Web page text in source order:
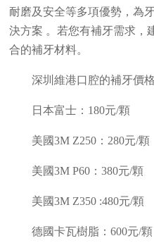
耐磨及安全等多項優勢，為
決方案 。若您有補牙需求，
合的補牙材料。
深圳維港口腔的補牙價
日本富士：180元/顆
美國3M Z250：280元/顆
美國3M P60：380元/顆
美國3M Z350 :480元/顆
德國卡瓦樹脂：600元/顆